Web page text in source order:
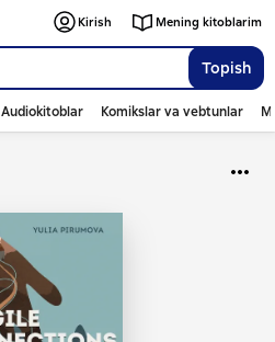
Topish
Kirish Mening kitoblarim
Audiokitoblar Komikslar va vebtunlar